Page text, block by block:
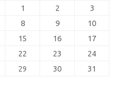
1 2
3
8 9
10
15 16
17
22 23
24
29 30 31